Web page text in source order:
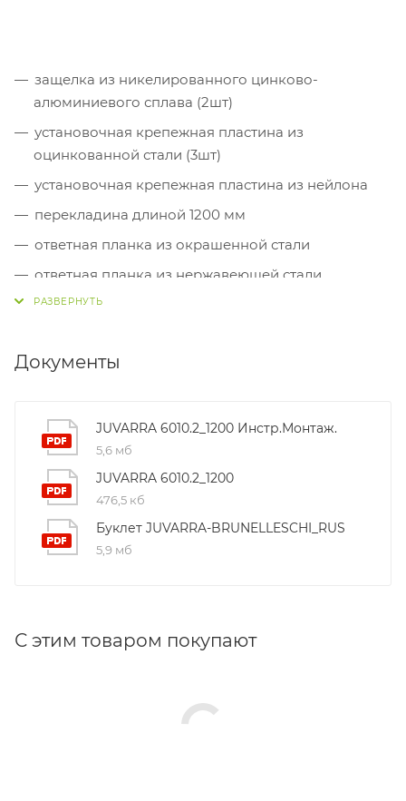
защелка из никелированного цинково-
алюминиевого сплава (2шт)
установочная крепежная пластина из
оцинкованной стали (3шт)
установочная крепежная пластина из нейлона
перекладина длиной 1200 мм
ответная планка из окрашенной стали
ответная планка из нержавеющей стали
вставка из черного нейлона
верхняя/нижняя накладки из окрашенного
направляющая из черного оцинкованного ЦАМа
(2шт)
винт TS 4,2x16 (2шт)
винт TS 4,2x13 (10шт)
винт TC 4,2x13 (4шт)
винт TC 4,2x19 (2шт)
винт TS M4x5 (14шт)
Документы
JUVARRA 6010.2_1200 Инстр.Монтаж.
5,6 мб
JUVARRA 6010.2_1200
476,5 кб
Буклет JUVARRA-BRUNELLESCHI_RUS
5,9 мб
С этим товаром покупают